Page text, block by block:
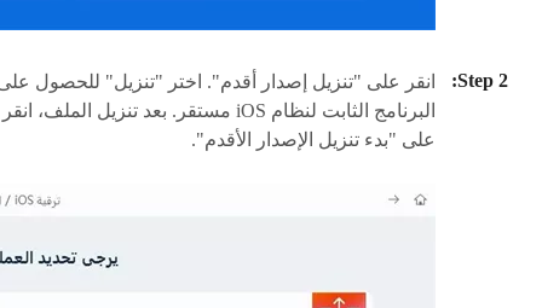
انقر على "تنزيل إصدار أقدم". اختر "تنزيل" للحصول
البرنامج الثابت لنظام iOS مستقر. بعد تنزيل الملف، انقر
على "بدء تنزيل الإصدار الأقدم".